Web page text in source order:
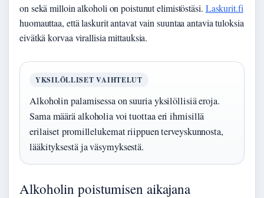
on sekä milloin alkoholi on poistunut elimistöstäsi. Laskurit.fi
huomauttaa, että laskurit antavat vain suuntaa antavia tuloksia
eivätkä korvaa virallisia mittauksia.
YKSILÖLLISET VAIHTELUT
Alkoholin palamisessa on suuria yksilöllisiä eroja.
Sama määrä alkoholia voi tuottaa eri ihmisillä
erilaiset promillelukemat riippuen terveyskunnosta,
lääkityksestä ja väsymyksestä.
Alkoholin poistumisen aikajana